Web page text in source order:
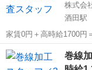
株式会
酒田駅
家賃0円＋高時給1700円
式会社ジャパンクリエイトの強み／ 【製造・
専門性】 ジャパンクリ
山形 工
巻線